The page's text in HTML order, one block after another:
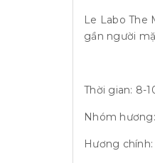
Le Labo The
gần người
Thời gian: 8-
Nhóm
Hương